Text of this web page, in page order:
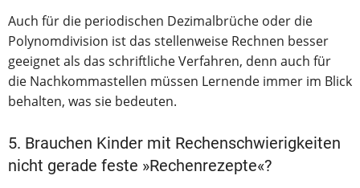
Auch für die periodischen Dezimalbrüche oder die
Polynomdivision ist das stellenweise Rechnen besser
geeignet als das schriftliche Verfahren, denn auch für
die Nachkommastellen müssen Lernende immer im Blick
behalten, was sie bedeuten.
5. Brauchen Kinder mit Rechenschwierigkeiten
nicht gerade feste »Rechenrezepte«?